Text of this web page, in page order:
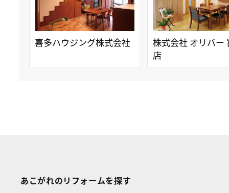
喜多ハウジング株式会社
株式会社 オリバー
店
あこがれのリフォームを探す